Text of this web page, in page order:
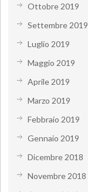
Ottobre 2019
Settembre 2019
Luglio 2019
Maggio 2019
Aprile 2019
Marzo 2019
Febbraio 2019
Gennaio 2019
Dicembre 2018
Novembre 2018